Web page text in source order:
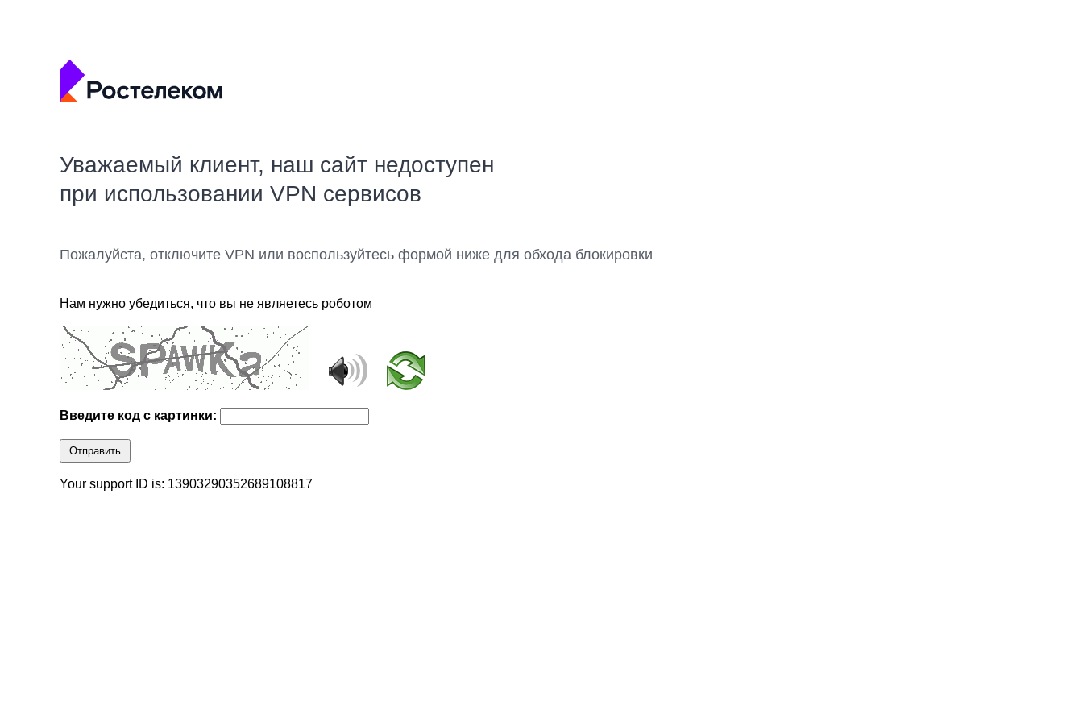
Уважаемый клиент, наш сайт недоступен
при использовании VPN сервисов
Пожалуйста, отключите VPN или воспользуйтесь формой ниже для обхода блокировки
Нам нужно убедиться, что вы не являетесь роботом
Введите код с картинки:
Отправить
Your support ID is: 13903290352689108817